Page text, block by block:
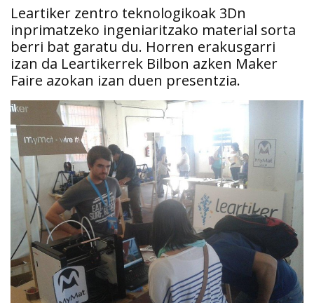
Leartiker zentro teknologikoak 3Dn
inprimatzeko ingeniaritzako material sorta
berri bat garatu du. Horren erakusgarri
izan da Leartikerrek Bilbon azken Maker
Faire azokan izan duen presentzia.